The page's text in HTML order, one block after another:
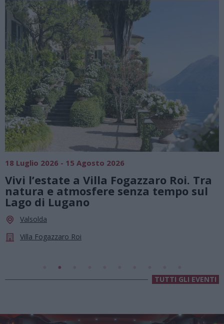
Summer Green Festival: fino al 23
agosto, musica e divertimento sotto
le stelle a Cassano Magnago
TUTTI GLI EVENTI